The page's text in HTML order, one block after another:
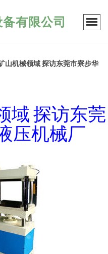
有限公司
山机械领域 探访东莞市寮步华
域 探访东莞
压机械厂